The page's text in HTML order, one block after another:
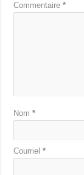
Commentaire*
Nom*
Courriel*